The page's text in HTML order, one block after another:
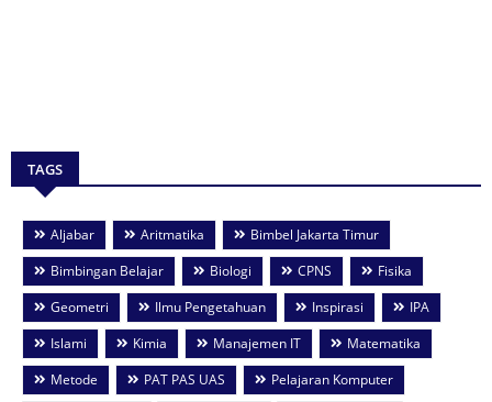
TAGS
Aljabar Aritmatika
Bimbel Jakarta Timur
Bimbingan Belajar
Biologi CPNS
Fisika
Geometri
Ilmu Pengetahuan Inspirasi
IPA
Islami
Kimia Manajemen IT
Matematika
Metode
PAT PAS UAS
Pelajaran Komputer